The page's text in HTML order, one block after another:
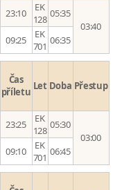
23:10
EK
128 05:35
03:40
09:25
EK
701 06:35
Čas
příletu Let Doba Přestup
23:25
EK
128 05:30
03:00
09:10
EK
701 06:45